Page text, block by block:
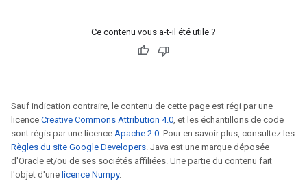
Ce contenu vous a-t-il été utile ?
Sauf indication contraire, le contenu de cette page est régi par une
licence Creative Commons Attribution 4.0, et les échantillons de code
sont régis par une licence Apache 2.0. Pour en savoir plus, consultez les
Règles du site Google Developers. Java est une marque déposée
d'Oracle et/ou de ses sociétés affiliées. Une partie du contenu fait
l'objet d'une licence Numpy.